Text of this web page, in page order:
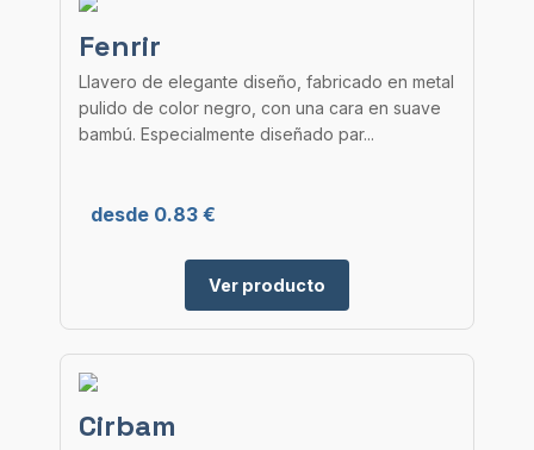
Fenrir
Llavero de elegante diseño, fabricado en metal
pulido de color negro, con una cara en suave
bambú. Especialmente diseñado par...
desde 0.83 €
Ver producto
Cirbam